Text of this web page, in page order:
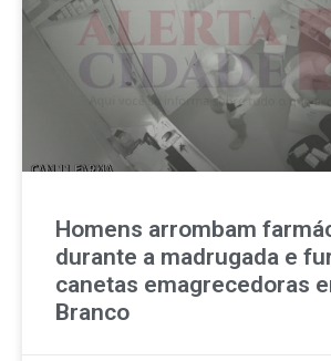
Homens arrombam
durante a madrugada e
canetas emagrecedoras
Branco